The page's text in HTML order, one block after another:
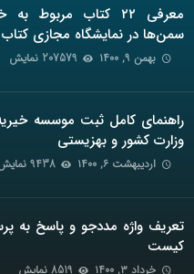
معرفی ۲۲ کتاب مربوط
سمن‌ها در نمایشگاه مجازی کتاب
بهمن ۹, ۱۴۰۰ 207579 نمایش
راهنمای کامل ثبت موسسه
وزارت کشور و بهزیستی
اردیبهشت ۶, ۱۴۰۰ 9438 نمایش
تعریف واژه مددجو و پاسخ به
کیست
خرداد ۳, ۱۴۰۰ 8519 نمایش